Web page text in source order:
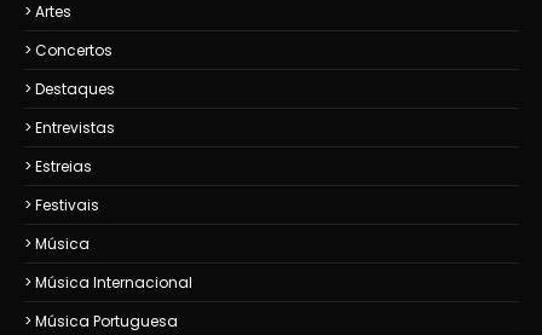
Artes
Concertos
Destaques
Entrevistas
Estreias
Festivais
Música
Música Internacional
Música Portuguesa